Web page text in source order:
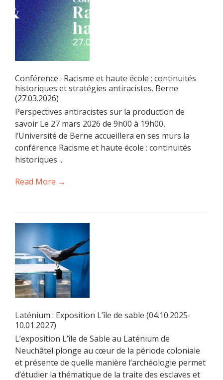
Conférence : Racisme et haute école : continuités
historiques et stratégies antiracistes. Berne
(27.03.2026)
Perspectives antiracistes sur la production de
savoir Le 27 mars 2026 de 9h00 à 19h00,
l’Université de Berne accueillera en ses murs la
conférence Racisme et haute école : continuités
historiques ...
Read More →
Laténium : Exposition L’île de sable (04.10.2025-
10.01.2027)
L’exposition L’île de Sable au Laténium de
Neuchâtel plonge au cœur de la période coloniale
et présente de quelle manière l’archéologie permet
d’étudier la thématique de la traite des esclaves et